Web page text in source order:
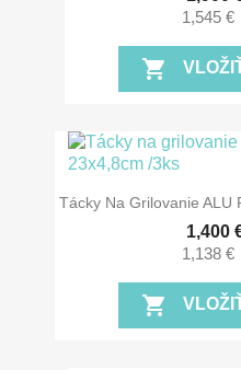
1,545 €
shopping_cart
Tácky Na Grilovanie ALU
1,400
1,138 €
shopping_cart